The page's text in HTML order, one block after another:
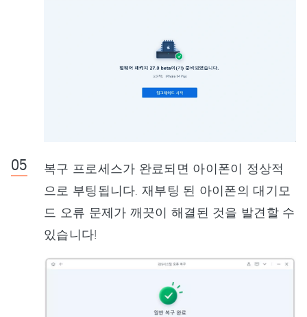
복구 프로세스가 완료되면 아이폰이 정상적
으로 부팅됩니다. 재부팅 된 아이폰의 대기모
드 오류 문제가 깨끗이 해결된 것을 발견할 수
있습니다!